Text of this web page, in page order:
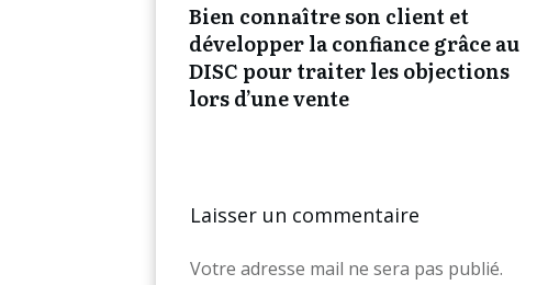
Bien connaître son client et
développer la confiance grâce au
DISC pour traiter les objections
lors d’une vente
Laisser un commentaire
Votre adresse mail ne sera pas publié.